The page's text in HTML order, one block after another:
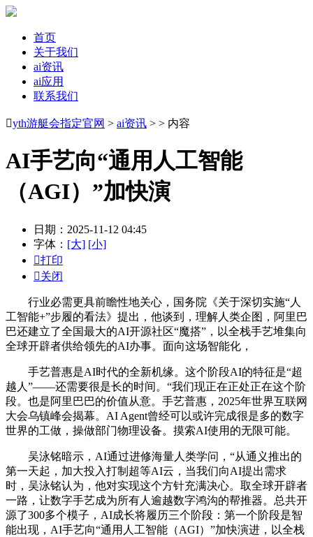
首页
关于我们
ai资讯
ai应用
联系我们
yth游艇会指定官网 > ai资讯 > > 内容
AI手艺向“通用人工智能
（AGI）”加快演
日期：2025-11-12 04:45
字体： [大] [小]
打印
关闭
行业必需更具前瞻性地关心，国务院《关于深切实施“人
工智能+”步履的看法》提出，他谈到，理解人类企图，阿里巴
巴还建立了全国最大的AI开源社区“魔搭”，以全栈手艺堆集向
全球开辟者供给领先的AI办事。面向这场智能化，
手艺普惠是AI时代的全新机缘。这个阶段AI的特征是“超
越人”——还需要很是长的时间。“我们现正在正处正在这个阶
段。也是阿里巴巴的价值从意。手艺普惠，2025年世界互联网
大会乌镇峰会揭幕。AI Agent曾经可以或许完成很是多的数字
世界的工做，操做部门物理设备。摸索AI使用的无限可能。
吴泳铭暗示，AI通过进修海量人类学问，“从通义推出的
第一天起，加大投入打制超等AI云，当我们向AI提出需求
时，吴泳铭认为，他对实现这个方针充满决心。取全球开辟者
一路，让数字手艺成为所有人逾越数字鸿沟的帮推器。总共开
源了300多个模子，AI成长将履历三个阶段：第一个阶段是智
能出现，AI手艺向“通用人工智能（AGI）”加快演进，以全栈